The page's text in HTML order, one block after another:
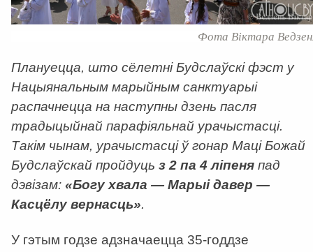
Фота Віктара
Плануецца, што сёлетні Будслаўскі фэст у
Нацыянальным марыйным санктуарыі
распачнецца на наступны дзень пасля
традыцыйнай парафіяльнай урачыстасці.
Такім чынам, урачыстасці ў гонар Маці Божай
Будслаўскай пройдуць з 2 па 4 ліпеня пад
дэвізам: «Богу хвала — Марыі давер —
Касцёлу вернасць».
У гэтым годзе адзначаецца 35-годдзе